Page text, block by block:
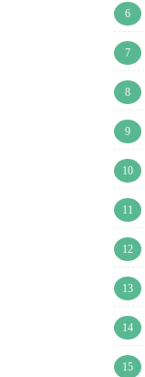
6
7
8
9
10
11
12
13
14
15